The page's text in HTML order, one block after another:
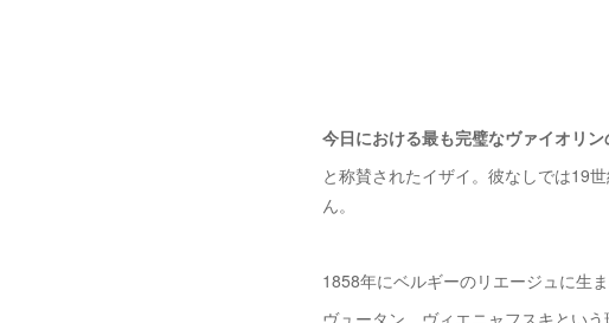
今日における最も完璧なヴァイオリ
と称賛されたイザイ。彼なしでは19
ん。
1858年にベルギーのリエージュに生ま